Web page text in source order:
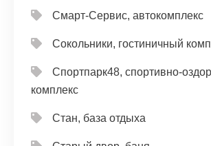
Смарт-Сервис, автокомплекс
Сокольники, гостиничный
Спортпарк48, спортивно-
комплекс
Стан, база отдыха